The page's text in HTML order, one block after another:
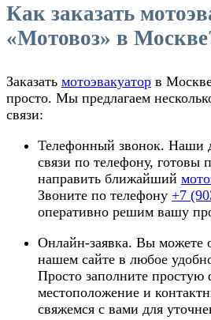
Как заказать
«Мотовоз» в
Заказать мотоэвакуатор в
просто. Мы предлагаем
связи:
Телефонный звонок. Наши
связи по телефону, готовы
направить ближайший
Звоните по телефону +7
оперативно решим вашу
Онлайн-заявка. Вы можете
нашем сайте в любое
Просто заполните простую
местоположение и
свяжемся с вами для